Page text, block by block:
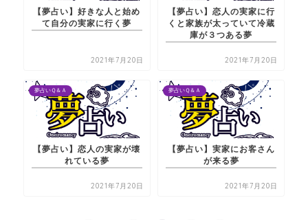
【夢占い】好きな人と始め
て自分の実家に行く夢
2021年7月20日
【夢占い】恋人の実家に行
くと家族が太っていて冷蔵
庫が３つある夢
2021年7月20日
夢占いＱ＆Ａ
【夢占い】恋人の実家が壊
れている夢
2021年7月20日
夢占いＱ＆Ａ
【夢占い】実家にお客さん
が来る夢
2021年7月20日